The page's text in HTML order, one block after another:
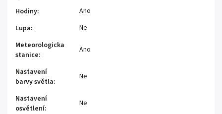
Hodiny:
Ano
Lupa:
Ne
Meteorologicka
stanice:
Ano
Nastavení
barvy světla:
Ne
Nastavení
osvětlení:
Ne